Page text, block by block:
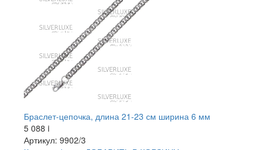
Браслет-цепочка, длина 21-23 см ширина 6 мм
5 088 i
Артикул: 9902/3